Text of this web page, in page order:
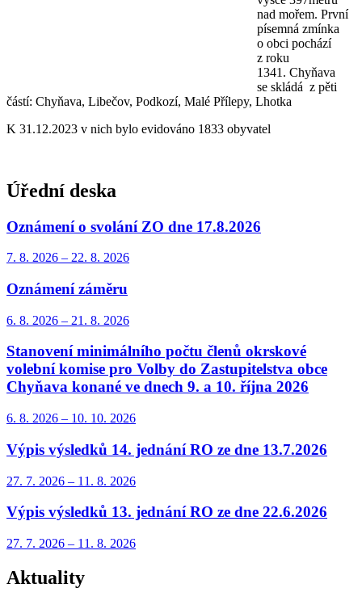
nad mořem. První
písemná zmínka
o obci pochází
z roku
1341. Chyňava
se skládá z pěti
částí: Chyňava, Libečov, Podkozí, Malé Přílepy, Lhotka
K 31.12.2023 v nich bylo evidováno 1833 obyvatel
Úřední deska
Oznámení o svolání ZO dne 17.8.2026
7. 8. 2026 – 22. 8. 2026
Oznámení záměru
6. 8. 2026 – 21. 8. 2026
Stanovení minimálního počtu členů okrskové
volební komise pro Volby do Zastupitelstva obce
Chyňava konané ve dnech 9. a 10. října 2026
6. 8. 2026 – 10. 10. 2026
Výpis výsledků 14. jednání RO ze dne 13.7.2026
27. 7. 2026 – 11. 8. 2026
Výpis výsledků 13. jednání RO ze dne 22.6.2026
27. 7. 2026 – 11. 8. 2026
Aktuality